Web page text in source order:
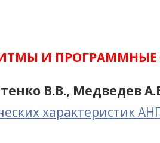
И ПРОГРАММНЫЕ
В.В., Медведев
характеристик